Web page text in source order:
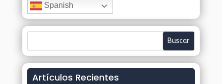
Spanish
Artículos Recientes